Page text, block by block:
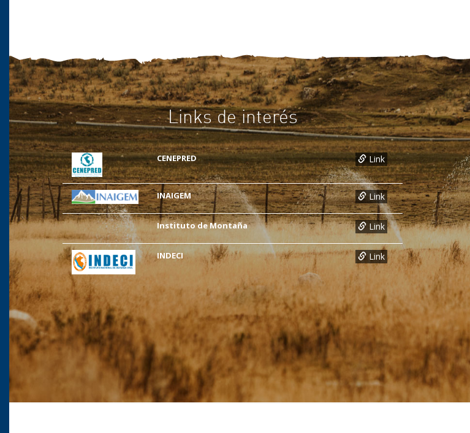
Links de interés
CENEPRED Link
INAIGEM Link
Instituto de Montaña Link
INDECI Link